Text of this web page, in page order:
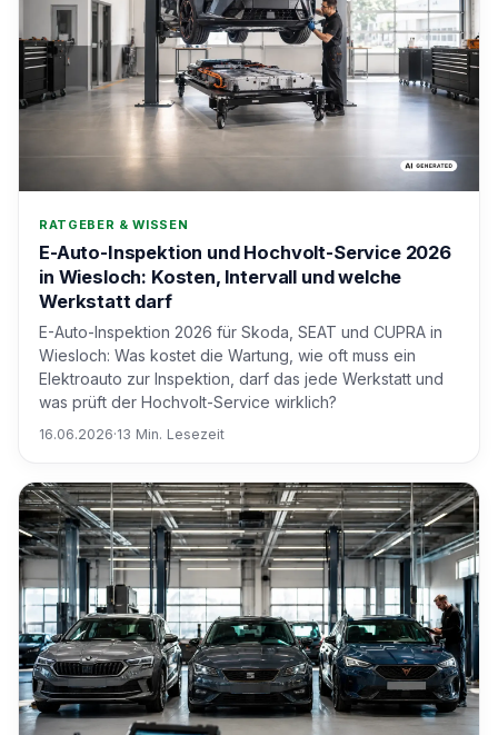
RATGEBER & WISSEN
E-Auto-Inspektion und Hochvolt-Service 2026
in Wiesloch: Kosten, Intervall und welche
Werkstatt darf
E-Auto-Inspektion 2026 für Skoda, SEAT und CUPRA in
Wiesloch: Was kostet die Wartung, wie oft muss ein
Elektroauto zur Inspektion, darf das jede Werkstatt und
was prüft der Hochvolt-Service wirklich?
16.06.2026·13 Min. Lesezeit